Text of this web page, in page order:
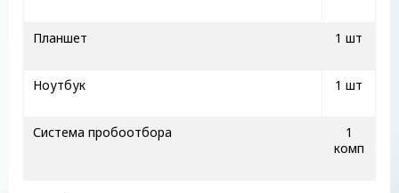
Планшет 1 шт
Ноутбук 1 шт
Система пробоотбора
1
комп